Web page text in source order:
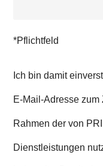
*Pflichtfeld
Ich bin damit
E-Mail-Adresse
Rahmen der von
Dienstleistungen